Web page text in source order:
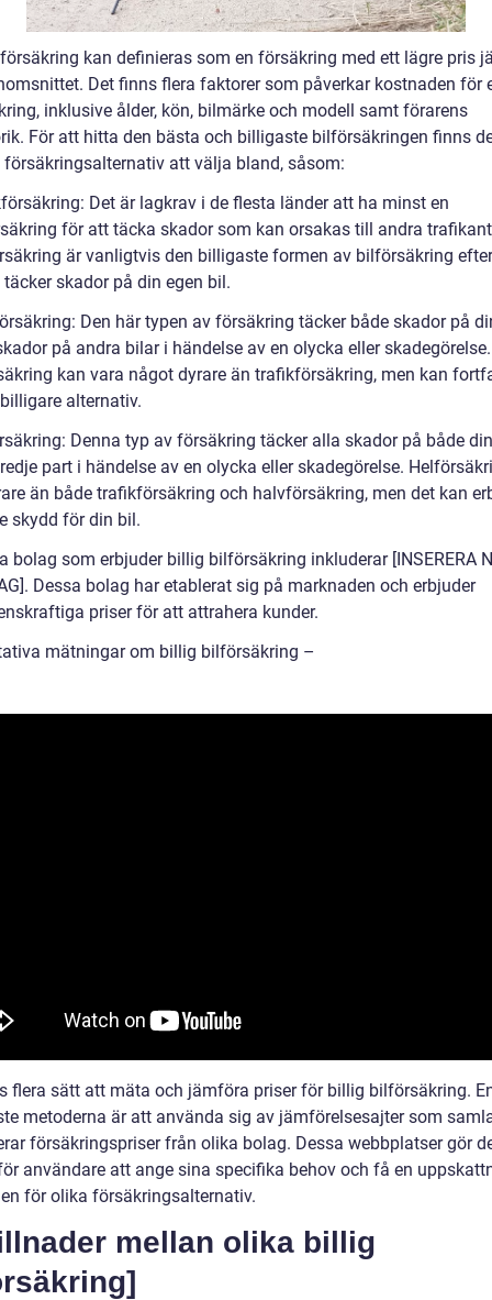
kan definieras som en försäkring med ett lägre pris
Det finns flera faktorer som påverkar kostnaden för
inklusive ålder, kön, bilmärke och modell samt förarens
För att hitta den bästa och billigaste bilförsäkringen finns
försäkringsalternativ att välja bland, såsom:
Det är lagkrav i de flesta länder att ha minst en
för att täcka skador som kan orsakas till andra
är vanligtvis den billigaste formen av bilförsäkring
skador på din egen bil.
Den här typen av försäkring täcker både skador på
på andra bilar i händelse av en olycka eller skadegörelse.
kan vara något dyrare än trafikförsäkring, men kan
alternativ.
Denna typ av försäkring täcker alla skador på både
part i händelse av en olycka eller skadegörelse.
än både trafikförsäkring och halvförsäkring, men det kan
skydd för din bil.
bolag som erbjuder billig bilförsäkring inkluderar [INSERERA
Dessa bolag har etablerat sig på marknaden och erbjuder
priser för att attrahera kunder.
mätningar om billig bilförsäkring –
flera sätt att mäta och jämföra priser för billig bilförsäkring.
metoderna är att använda sig av jämförelsesajter som
försäkringspriser från olika bolag. Dessa webbplatser gör
användare att ange sina specifika behov och få en
för olika försäkringsalternativ.
mellan olika billig